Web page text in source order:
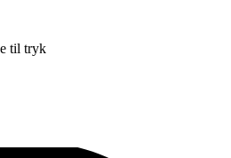
til tryk